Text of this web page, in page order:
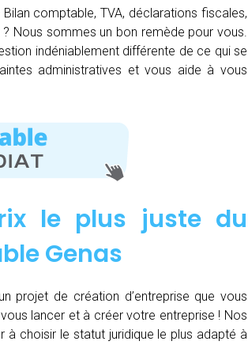
comptable, TVA, déclarations fiscales,
Nous sommes un bon remède pour vous.
indéniablement différente de ce qui se
administratives et vous aide à vous
le plus juste du
Genas
projet de création d’entreprise que vous
lancer et à créer votre entreprise ! Nos
à choisir le statut juridique le plus adapté à